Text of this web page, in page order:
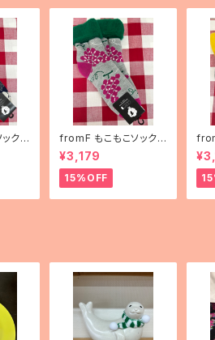
クス
fromF もこもこソックス
「hedelmä（果物）」
¥3,179
15%OFF
「
キ）」